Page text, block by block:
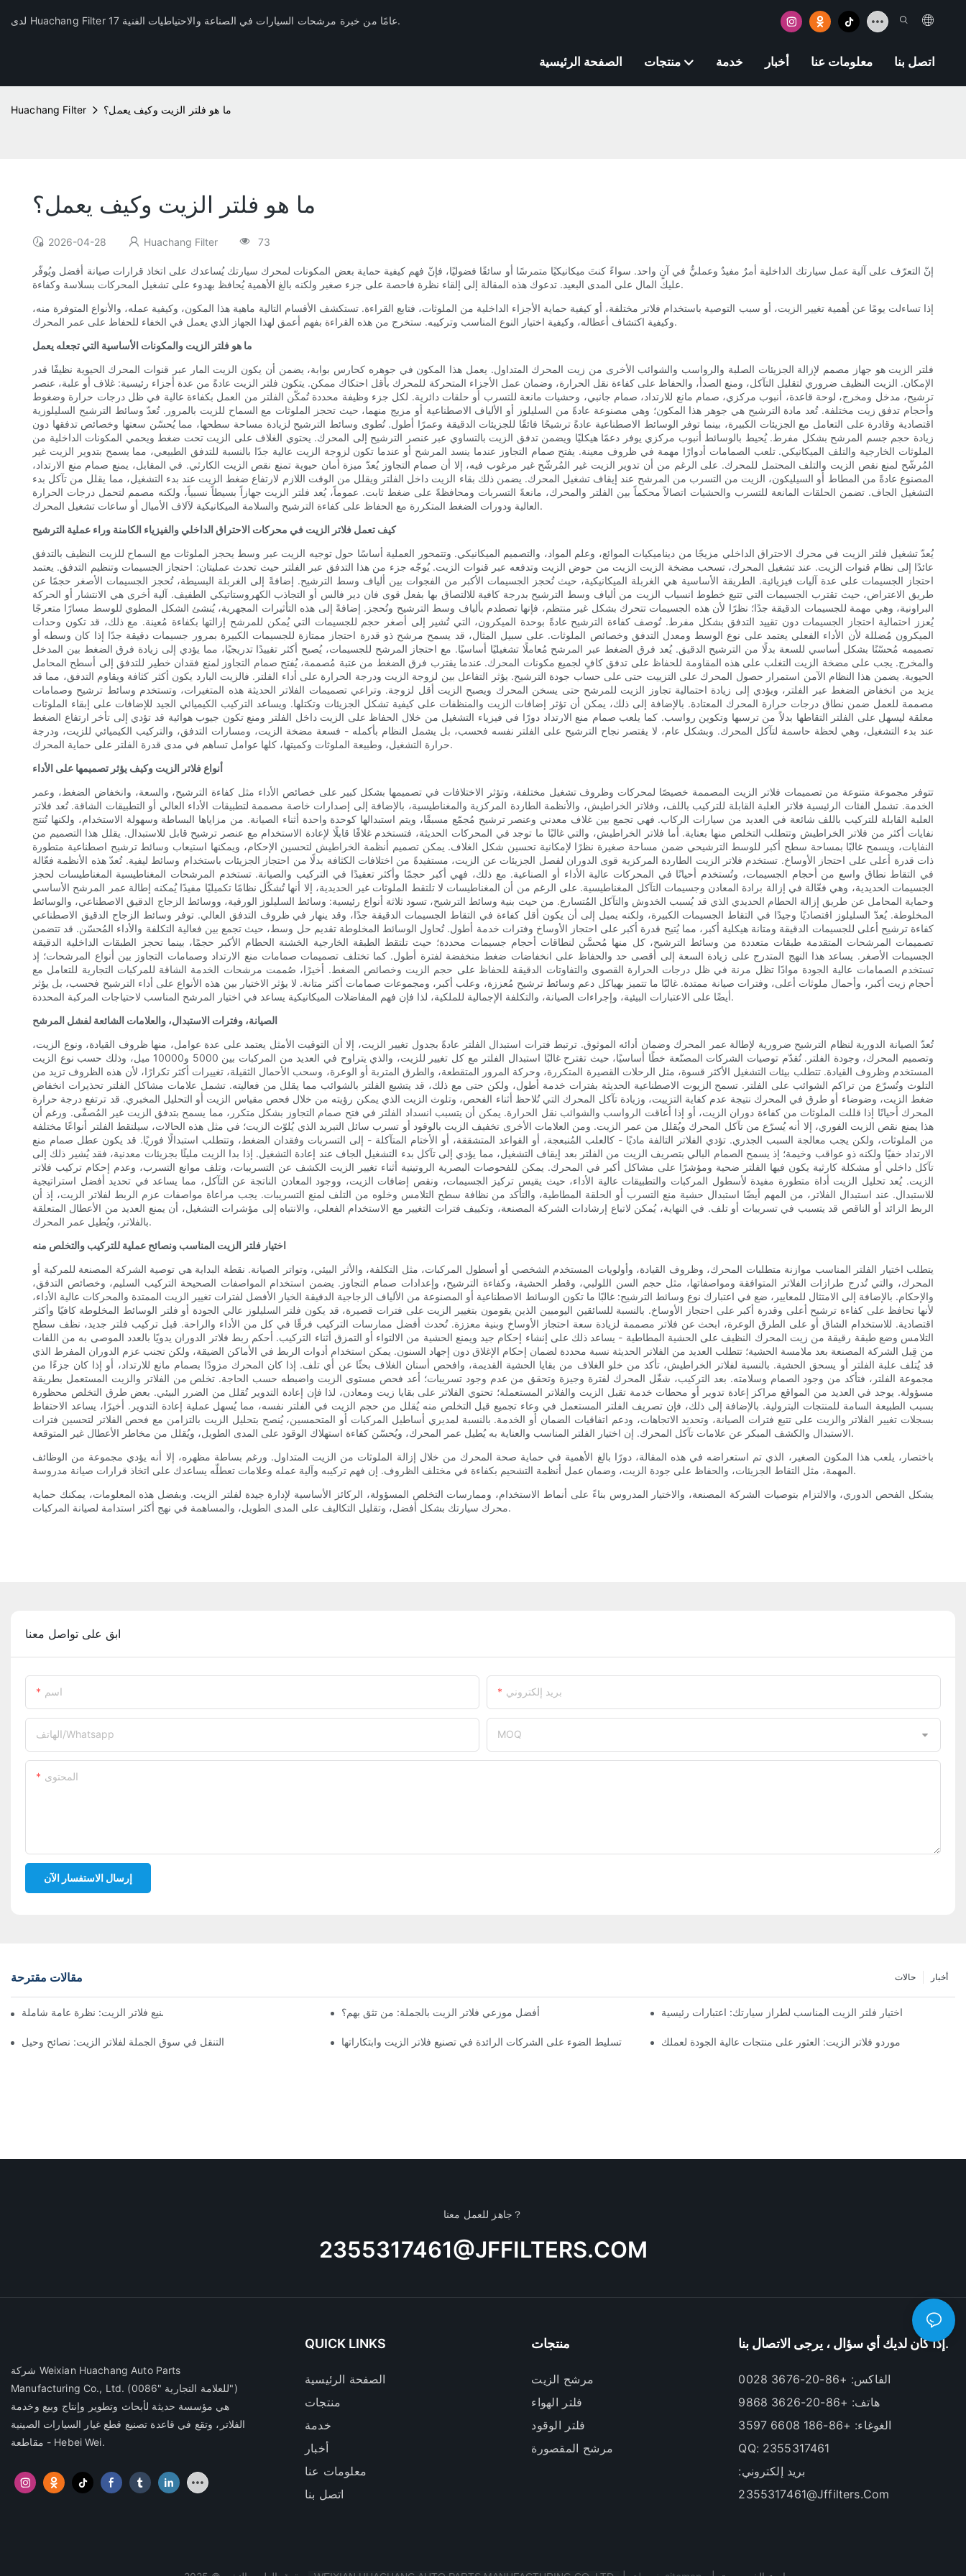
لدى Huachang Filter 17 عامًا من خبرة مرشحات السيارات في الصناعة والاحتياطيات الفنية.
الصفحة الرئيسية منتجات خدمة أخبار معلومات عنا اتصل بنا
Huachang Filter ما هو فلتر الزيت وكيف يعمل؟
ما هو فلتر الزيت وكيف يعمل؟
2026-04-28 Huachang Filter 73
إنّ التعرّف على آلية عمل سيارتك الداخلية أمرٌ مفيدٌ وعمليٌّ في آنٍ واحد. سواءً كنتَ ميكانيكيًا متمرسًا أو سائقًا فضوليًا، فإنّ فهم كيفية حماية بعض المكونات لمحرك سيارتك يُساعدك على اتخاذ قرارات صيانة أفضل ويُوفّر
عليك المال على المدى البعيد. تدعوك هذه المقالة إلى إلقاء نظرة فاحصة على جزء صغير ولكنه بالغ الأهمية يُحافظ بهدوء على تشغيل المحركات بسلاسة وكفاءة.
إذا تساءلت يومًا عن أهمية تغيير الزيت، أو سبب التوصية باستخدام فلاتر مختلفة، أو كيفية حماية الأجزاء الداخلية من الملوثات، فتابع القراءة. تستكشف الأقسام التالية ماهية هذا المكون، وكيفية عمله، والأنواع المتوفرة منه،
وكيفية اكتشاف أعطاله، وكيفية اختيار النوع المناسب وتركيبه. ستخرج من هذه القراءة بفهم أعمق لهذا الجهاز الذي يعمل في الخفاء للحفاظ على عمر المحرك.
ما هو فلتر الزيت والمكونات الأساسية التي تجعله يعمل
فلتر الزيت هو جهاز مصمم لإزالة الجزيئات الصلبة والرواسب والشوائب الأخرى من زيت المحرك المتداول. يعمل هذا المكون في جوهره كحارس بوابة، يضمن أن يكون الزيت المار عبر قنوات المحرك الحيوية نظيفًا قدر
الإمكان. الزيت النظيف ضروري لتقليل التآكل، ومنع الصدأ، والحفاظ على كفاءة نقل الحرارة، وضمان عمل الأجزاء المتحركة للمحرك بأقل احتكاك ممكن. يتكون فلتر الزيت عادةً من عدة أجزاء رئيسية: غلاف أو علبة، عنصر
ترشيح، مدخل ومخرج، لوحة قاعدة، أنبوب مركزي، صمام مانع للارتداد، صمام جانبي، وحشيات مانعة للتسرب أو حلقات دائرية. لكل جزء وظيفة محددة تُمكّن الفلتر من العمل بكفاءة عالية في ظل درجات حرارة وضغوط
وأحجام تدفق زيت مختلفة. تُعد مادة الترشيح هي جوهر هذا المكون؛ وهي مصنوعة عادةً من السليلوز أو الألياف الاصطناعية أو مزيج منهما، حيث تحجز الملوثات مع السماح للزيت بالمرور. تُعدّ وسائط الترشيح السليلوزية
اقتصادية وقادرة على التعامل مع الجزيئات الكبيرة، بينما توفر الوسائط الاصطناعية عادةً ترشيحًا فائقًا للجزيئات الدقيقة وعمرًا أطول. تُطوى وسائط الترشيح لزيادة مساحة سطحها، مما يُحسّن سعتها وخصائص تدفقها دون
زيادة حجم جسم المرشح بشكل مفرط. يُحيط بالوسائط أنبوب مركزي يوفر دعمًا هيكليًا ويضمن تدفق الزيت بالتساوي عبر عنصر الترشيح إلى المحرك. يحتوي الغلاف على الزيت تحت ضغط ويحمي المكونات الداخلية من
الملوثات الخارجية والتلف الميكانيكي. تلعب الصمامات أدوارًا مهمة في ظروف معينة. يفتح صمام التجاوز عندما ينسد المرشح أو عندما تكون لزوجة الزيت عالية جدًا بالنسبة للتدفق الطبيعي، مما يسمح بتدوير الزيت غير
المُرشّح لمنع نقص الزيت والتلف المحتمل للمحرك. على الرغم من أن تدوير الزيت غير المُرشّح غير مرغوب فيه، إلا أن صمام التجاوز يُعدّ ميزة أمان حيوية تمنع نقص الزيت الكارثي. في المقابل، يمنع صمام منع الارتداد،
المصنوع عادةً من المطاط أو السيليكون، الزيت من التسرب من المرشح عند إيقاف تشغيل المحرك. يضمن ذلك بقاء الزيت داخل الفلتر ويقلل من الوقت اللازم لارتفاع ضغط الزيت عند بدء التشغيل، مما يقلل من تآكل بدء
التشغيل الجاف. تضمن الحلقات المانعة للتسرب والحشيات اتصالاً محكماً بين الفلتر والمحرك، مانعةً التسربات ومحافظةً على ضغط ثابت. عموماً، يُعد فلتر الزيت جهازاً بسيطاً نسبياً، ولكنه مصمم لتحمل درجات الحرارة
العالية ودورات الضغط المتكررة مع الحفاظ على كفاءة الترشيح والسلامة الميكانيكية لآلاف الأميال أو ساعات تشغيل المحرك.
كيف تعمل فلاتر الزيت في محركات الاحتراق الداخلي والفيزياء الكامنة وراء عملية الترشيح
يُعدّ تشغيل فلتر الزيت في محرك الاحتراق الداخلي مزيجًا من ديناميكيات الموائع، وعلم المواد، والتصميم الميكانيكي. وتتمحور العملية أساسًا حول توجيه الزيت عبر وسط يحجز الملوثات مع السماح للزيت النظيف بالتدفق
عائدًا إلى نظام قنوات الزيت. عند تشغيل المحرك، تسحب مضخة الزيت الزيت من حوض الزيت وتدفعه عبر قنوات الزيت. يُوجّه جزء من هذا التدفق عبر الفلتر حيث تحدث عمليتان: احتجاز الجسيمات وتنظيم التدفق. يعتمد
احتجاز الجسيمات على عدة آليات فيزيائية. الطريقة الأساسية هي الغربلة الميكانيكية، حيث تُحجز الجسيمات الأكبر من الفجوات بين ألياف وسط الترشيح. إضافةً إلى الغربلة البسيطة، تُحجز الجسيمات الأصغر حجمًا عن
طريق الاعتراض، حيث تقترب الجسيمات التي تتبع خطوط انسياب الزيت من ألياف وسط الترشيح بدرجة كافية للالتصاق بها بفعل قوى فان دير فالس أو التجاذب الكهروستاتيكي الطفيف. آلية أخرى هي الانتشار أو الحركة
البراونية، وهي مهمة للجسيمات الدقيقة جدًا؛ نظرًا لأن هذه الجسيمات تتحرك بشكل غير منتظم، فإنها تصطدم بألياف وسط الترشيح وتُحجز. إضافةً إلى هذه التأثيرات المجهرية، يُنشئ الشكل المطوي للوسط مسارًا متعرجًا
يُعزز احتمالية احتجاز الجسيمات دون تقييد التدفق بشكل مفرط. تُوصف كفاءة الترشيح عادةً بوحدة الميكرون، التي تُشير إلى أصغر حجم للجسيمات التي يُمكن للمرشح إزالتها بكفاءة مُعينة. مع ذلك، قد تكون وحدات
الميكرون مُضللة لأن الأداء الفعلي يعتمد على نوع الوسط ومعدل التدفق وخصائص الملوثات. على سبيل المثال، قد يسمح مرشح ذو قدرة احتجاز ممتازة للجسيمات الكبيرة بمرور جسيمات دقيقة جدًا إذا كان وسطه أو
تصميمه مُحسّنًا بشكل أساسي للسعة بدلًا من الترشيح الدقيق. يُعد فرق الضغط عبر المرشح مُعاملًا تشغيليًا أساسيًا. مع احتجاز المرشح للجسيمات، يُصبح أكثر تقييدًا تدريجيًا، مما يؤدي إلى زيادة فرق الضغط بين المدخل
والمخرج. يجب على مضخة الزيت التغلب على هذه المقاومة للحفاظ على تدفق كافٍ لجميع مكونات المحرك. عندما يقترب فرق الضغط من عتبة مُصممة، يُفتح صمام التجاوز لمنع فقدان خطير للتدفق إلى أسطح المحامل
الحيوية. يضمن هذا النظام الآمن استمرار حصول المحرك على التزييت حتى على حساب جودة الترشيح. يؤثر التفاعل بين لزوجة الزيت ودرجة الحرارة على أداء الفلتر. فالزيت البارد يكون أكثر كثافة ويقاوم التدفق، مما قد
يزيد من انخفاض الضغط عبر الفلتر، ويؤدي إلى زيادة احتمالية تجاوز الزيت للمرشح حتى يسخن المحرك ويصبح الزيت أقل لزوجة. وتراعي تصميمات الفلاتر الحديثة هذه المتغيرات، وتستخدم وسائط ترشيح وصمامات
مصممة للعمل ضمن نطاق درجات حرارة المحرك المعتادة. بالإضافة إلى ذلك، يمكن أن تؤثر إضافات الزيت والمنظفات على كيفية تشكل الجزيئات وتكتلها. ويساعد التركيب الكيميائي الجيد للإضافات على إبقاء الملوثات
معلقة ليسهل على الفلتر التقاطها بدلاً من ترسبها وتكوين رواسب. كما يلعب صمام منع الارتداد دورًا في فيزياء التشغيل من خلال الحفاظ على الزيت داخل الفلتر ومنع تكون جيوب هوائية قد تؤدي إلى تأخر ارتفاع الضغط
عند بدء التشغيل، وهي لحظة حاسمة لتآكل المحرك. وبشكل عام، لا يقتصر نجاح الترشيح على الفلتر نفسه فحسب، بل يشمل النظام بأكمله - فسعة مضخة الزيت، ومسارات التدفق، والتركيب الكيميائي للزيت، ودرجة
حرارة التشغيل، وطبيعة الملوثات وكميتها، كلها عوامل تساهم في مدى قدرة الفلتر على حماية المحرك.
أنواع فلاتر الزيت وكيف يؤثر تصميمها على الأداء
تتوفر مجموعة متنوعة من تصميمات فلاتر الزيت المصممة خصيصًا لمحركات وظروف تشغيل مختلفة، وتؤثر الاختلافات في تصميمها بشكل كبير على خصائص الأداء مثل كفاءة الترشيح، والسعة، وانخفاض الضغط، وعمر
الخدمة. تشمل الفئات الرئيسية فلاتر العلبة القابلة للتركيب باللف، وفلاتر الخراطيش، والأنظمة الطاردة المركزية والمغناطيسية، بالإضافة إلى إصدارات خاصة مصممة لتطبيقات الأداء العالي أو التطبيقات الشاقة. تُعد فلاتر
العلبة القابلة للتركيب باللف شائعة في العديد من سيارات الركاب. فهي تجمع بين غلاف معدني وعنصر ترشيح مُجمّع مسبقًا، ويتم استبدالها كوحدة واحدة أثناء الصيانة. من مزاياها البساطة وسهولة الاستخدام، ولكنها تُنتج
نفايات أكثر من فلاتر الخراطيش وتتطلب التخلص منها بعناية. أما فلاتر الخراطيش، والتي غالبًا ما توجد في المحركات الحديثة، فتستخدم غلافًا قابلًا لإعادة الاستخدام مع عنصر ترشيح قابل للاستبدال. يقلل هذا التصميم من
النفايات، ويسمح غالبًا بمساحة سطح أكبر للوسط الترشيحي ضمن مساحة صغيرة نظرًا لإمكانية تحسين شكل الغلاف. يمكن تصميم أنظمة الخراطيش لتحسين الإحكام، ويمكنها استيعاب وسائط ترشيح اصطناعية متطورة
ذات قدرة أعلى على احتجاز الأوساخ. تستخدم فلاتر الزيت الطاردة المركزية قوى الدوران لفصل الجزيئات عن الزيت، مستفيدةً من اختلافات الكثافة بدلًا من احتجاز الجزيئات باستخدام وسائط ليفية. تُعدّ هذه الأنظمة فعّالة
في التقاط نطاق واسع من أحجام الجسيمات، وتُستخدم أحيانًا في المحركات عالية الأداء أو الصناعية. مع ذلك، فهي أكبر حجمًا وأكثر تعقيدًا في التركيب والصيانة. تستخدم المرشحات المغناطيسية المغناطيسات لحجز
الجسيمات الحديدية، وهي فعّالة في إزالة برادة المعادن وجسيمات التآكل المغناطيسية. على الرغم من أن المغناطيسات لا تلتقط الملوثات غير الحديدية، إلا أنها تُشكّل نظامًا تكميليًا مفيدًا يُمكنه إطالة عمر المرشح الأساسي
وحماية المحامل عن طريق إزالة الحطام الحديدي الذي قد يُسبب الخدوش والتآكل المُتسارع. من حيث بنية وسائط الترشيح، تسود ثلاثة أنواع رئيسية: وسائط السليلوز الورقية، ووسائط الزجاج الدقيق الاصطناعي، والوسائط
المخلوطة. يُعدّ السليلوز اقتصاديًا وجيدًا في التقاط الجسيمات الكبيرة، ولكنه يميل إلى أن يكون أقل كفاءة في التقاط الجسيمات الدقيقة جدًا، وقد ينهار في ظروف التدفق العالي. توفر وسائط الزجاج الدقيق الاصطناعي
كفاءة ترشيح أعلى للجسيمات الدقيقة ومتانة هيكلية أكبر، مما يُتيح قدرة أكبر على احتجاز الأوساخ وفترات خدمة أطول. تُحاول الوسائط المخلوطة تقديم حل وسط، حيث تجمع بين فعالية التكلفة والأداء المُحسّن. قد تتضمن
تصميمات المرشحات المتقدمة طبقات متعددة من وسائط الترشيح، كل منها مُحسَّن لنطاقات أحجام جسيمات محددة؛ حيث تلتقط الطبقة الخارجية الخشنة الحطام الأكبر حجمًا، بينما تحجز الطبقات الداخلية الدقيقة
الجسيمات الأصغر. يساعد هذا النهج المتدرج على زيادة السعة إلى أقصى حد والحفاظ على انخفاضات ضغط منخفضة لفترة أطول. كما تختلف تصميمات صمامات منع الارتداد وصمامات التجاوز بين أنواع المرشحات؛ إذ
تستخدم الصمامات عالية الجودة موادًا تظل مرنة في ظل درجات الحرارة القصوى والتفاوتات الدقيقة للحفاظ على حجم الزيت وخصائص الضغط. أخيرًا، صُممت مرشحات الخدمة الشاقة للمركبات التجارية للتعامل مع
أحجام زيت أكبر، وأحمال ملوثات أعلى، وفترات صيانة ممتدة. غالبًا ما تتميز بهياكل دعم وسائط ترشيح مُعززة، وعلب أكبر، ومجموعات صمامات أكثر متانة. لا يؤثر الاختيار بين هذه الأنواع على أداء الترشيح فحسب، بل يؤثر
أيضًا على الاعتبارات البيئية، وإجراءات الصيانة، والتكلفة الإجمالية للملكية، لذا فإن فهم المفاضلات الميكانيكية يساعد في اختيار المرشح المناسب لاحتياجات المركبة المحددة.
الصيانة، وفترات الاستبدال، والعلامات الشائعة لفشل المرشح
تُعدّ الصيانة الدورية لنظام الترشيح ضرورية لإطالة عمر المحرك وضمان أدائه الموثوق. ترتبط فترات استبدال الفلتر عادةً بجدول تغيير الزيت، إلا أن التوقيت الأمثل يعتمد على عدة عوامل، منها ظروف القيادة، ونوع الزيت،
وتصميم المحرك، وجودة الفلتر. تُقدّم توصيات الشركات المصنّعة خطًا أساسيًا، حيث تقترح غالبًا استبدال الفلتر مع كل تغيير للزيت، والذي يتراوح في العديد من المركبات بين 5000 و10000 ميل، وذلك حسب نوع الزيت
المستخدم وظروف القيادة. تتطلب بيئات التشغيل الأكثر قسوة، مثل الرحلات القصيرة المتكررة، وحركة المرور المتقطعة، والطرق المتربة أو الوعرة، وسحب الأحمال الثقيلة، تغييرات أكثر تكرارًا، لأن هذه الظروف تزيد من
التلوث وتُسرّع من تراكم الشوائب على الفلتر. تسمح الزيوت الاصطناعية الحديثة بفترات خدمة أطول، ولكن حتى مع ذلك، قد يتشبع الفلتر بالشوائب مما يقلل من فعاليته. تشمل علامات مشاكل الفلتر تحذيرات انخفاض
ضغط الزيت، وضوضاء أو طرق في المحرك نتيجة عدم كفاية التزييت، وزيادة تآكل المحرك التي تُلاحظ أثناء الفحص، وتلوث الزيت الذي يمكن رؤيته من خلال فحص مقياس الزيت أو التحليل المخبري. قد ترتفع درجة حرارة
المحرك أحيانًا إذا قللت الملوثات من كفاءة دوران الزيت، أو إذا أعاقت الرواسب والشوائب نقل الحرارة. يمكن أن يتسبب انسداد الفلتر في فتح صمام التجاوز بشكل متكرر، مما يسمح بتدفق الزيت غير المُصفّى. ورغم أن
هذا يمنع نقص الزيت الفوري، إلا أنه يُسرّع من تآكل المحرك ويُقلل من عمر الزيت. ومن العلامات الأخرى تخفيف الزيت بالوقود أو تسرب سائل التبريد الذي يُلوّث الزيت؛ في مثل هذه الحالات، سيلتقط الفلتر أنواعًا مختلفة
من الملوثات، ولكن يجب معالجة السبب الجذري. تؤدي الفلاتر التالفة ماديًا - كالعلب المُنبعجة، أو القواعد المتشققة، أو الأختام المتآكلة - إلى التسربات وفقدان الضغط، وتتطلب استبدالًا فوريًا. قد يكون عطل صمام منع
الارتداد خفيًا ولكنه ذو عواقب وخيمة؛ إذ يسمح الصمام البالي بتصريف الزيت من الفلتر بعد إيقاف التشغيل، مما يؤدي إلى تآكل بدء التشغيل الجاف عند إعادة التشغيل. إذا بدا الزيت مليئًا بجزيئات معدنية، فقد يُشير ذلك إلى
تآكل داخلي أو مشكلة كارثية يكون فيها الفلتر ضحية ومؤشرًا على مشاكل أكبر في المحرك. يمكن للفحوصات البصرية الروتينية أثناء تغيير الزيت الكشف عن التسريبات، وتلف موانع التسرب، وعدم إحكام تركيب فلاتر
الزيت. يُعد تحليل الزيت أداة متطورة مفيدة لأسطول المركبات والتطبيقات عالية الأداء، حيث يقيس تركيز الجسيمات، ونقص إضافات الزيت، ووجود المعادن الناتجة عن التآكل، مما يساعد في تحديد أفضل استراتيجية
للاستبدال. عند استبدال الفلاتر، من المهم أيضًا استبدال حشية منع التسرب أو الحلقة المطاطية، والتأكد من نظافة سطح التلامس وخلوه من التلف لمنع التسريبات. يجب مراعاة مواصفات عزم الربط لفلاتر الزيت، إذ أن
الربط الزائد أو الناقص قد يتسبب في تسريبات أو تلف. في النهاية، يُمكن لاتباع إرشادات الشركة المصنعة، وتكييف فترات التغيير مع الاستخدام الفعلي، والانتباه إلى مؤشرات التشغيل، أن يمنع العديد من الأعطال المتعلقة
بالفلاتر، ويُطيل عمر المحرك.
اختيار فلتر الزيت المناسب ونصائح عملية للتركيب والتخلص منه
يتطلب اختيار الفلتر المناسب موازنة متطلبات المحرك، وظروف القيادة، وأولويات المستخدم الشخصي أو أسطول المركبات، مثل التكلفة، والأثر البيئي، وتواتر الصيانة. نقطة البداية هي توصية الشركة المصنعة للمركبة أو
المحرك، والتي تُدرج طرازات الفلاتر المتوافقة ومواصفاتها، مثل حجم السن اللولبي، وقطر الحشية، وكفاءة الترشيح، وإعدادات صمام التجاوز. يضمن استخدام المواصفات الصحيحة التركيب السليم، وخصائص التدفق،
والإحكام. بالإضافة إلى الامتثال للمعايير، ضع في اعتبارك نوع وسائط الترشيح: غالبًا ما تكون الوسائط الاصطناعية أو المصنوعة من الألياف الزجاجية الدقيقة الخيار الأفضل لفترات تغيير الزيت الممتدة والمحركات عالية الأداء،
لأنها تحافظ على كفاءة ترشيح أعلى وقدرة أكبر على احتجاز الأوساخ. بالنسبة للسائقين اليوميين الذين يقومون بتغيير الزيت على فترات قصيرة، قد يكون فلتر السليلوز عالي الجودة أو فلتر الوسائط المخلوطة كافيًا وأكثر
اقتصادية. للاستخدام الشاق أو على الطرق الوعرة، ابحث عن فلاتر مصممة لزيادة سعة احتجاز الأوساخ وبنية معززة. تُحدث أفضل ممارسات التركيب فرقًا في كل من الأداء والراحة. قبل تركيب فلتر جديد، نظف سطح
التلامس وضع طبقة رقيقة من زيت المحرك النظيف على الحشية المطاطية - يساعد ذلك على إنشاء إحكام جيد ويمنع الحشية من الالتواء أو التمزق أثناء التركيب. أحكم ربط فلاتر الدوران يدويًا بالعدد الموصى به من اللفات
من قِبل الشركة المصنعة بعد ملامسة الحشية؛ تتطلب العديد من الفلاتر الحديثة نسبة محددة لضمان إحكام الإغلاق دون إجهاد السنون. يمكن استخدام أدوات الربط في الأماكن الضيقة، ولكن تجنب عزم الدوران المفرط الذي
قد يُتلف علبة الفلتر أو يسحق الحشية. بالنسبة لفلاتر الخراطيش، تأكد من خلو الغلاف من بقايا الحشية القديمة، وافحص أسنان الغلاف بحثًا عن أي تلف. إذا كان المحرك مزودًا بصمام مانع للارتداد، أو إذا كان جزءًا من
مجموعة الفلتر، فتأكد من وجود الصمام وسلامته. بعد التركيب، شغّل المحرك لفترة وجيزة وتحقق من عدم وجود تسريبات؛ أعد فحص مستوى الزيت واضبطه حسب الحاجة. تخلص من الفلاتر والزيت المستعمل بطريقة
مسؤولة. يوجد في العديد من المواقع مراكز إعادة تدوير أو محطات خدمة تقبل الزيت والفلاتر المستعملة؛ تحتوي الفلاتر على بقايا زيت ومعادن، لذا فإن إعادة التدوير تُقلل من الضرر البيئي. بعض طرق التخلص محظورة
بسبب الطبيعة السامة للمنتجات البترولية. بالإضافة إلى ذلك، فإن تصريف الفلتر المستعمل في وعاء تجميع قبل التخلص منه يُقلل من حجم الزيت في الفلتر نفسه، مما يُسهل عملية إعادة التدوير. أخيرًا، يساعد الاحتفاظ
بسجلات تغيير الفلاتر والزيت على تتبع فترات الصيانة، وتحديد الاتجاهات، ودعم اتفاقيات الضمان أو الخدمة. بالنسبة لمديري أساطيل المركبات أو المتحمسين، يُنصح بتحليل الزيت بالتزامن مع فحص الفلاتر لتحسين فترات
الاستبدال والكشف المبكر عن علامات تآكل المحرك. إن اختيار الفلتر المناسب والعناية به يُطيل عمر المحرك، ويُحسّن كفاءة استهلاك الوقود على المدى الطويل، ويُقلل من مخاطر الأعطال غير المتوقعة.
باختصار، يلعب هذا المكون الصغير، الذي تم استعراضه في هذه المقالة، دورًا بالغ الأهمية في حماية صحة المحرك من خلال إزالة الملوثات من الزيت المتداول. ورغم بساطة مظهره، إلا أنه يؤدي مجموعة من الوظائف
المهمة، مثل التقاط الجزيئات، والحفاظ على جودة الزيت، وضمان عمل أنظمة التشحيم بكفاءة في مختلف الظروف. إن فهم تركيبه وآلية عمله وعلامات تعطلّه يساعدك على اتخاذ قرارات صيانة مدروسة.
يشكل الفحص الدوري، والالتزام بتوصيات الشركة المصنعة، والاختيار المدروس بناءً على أنماط الاستخدام، وممارسات التخلص المسؤولة، الركائز الأساسية لإدارة جيدة لفلتر الزيت. وبفضل هذه المعلومات، يمكنك حماية
محرك سيارتك بشكل أفضل، وتقليل التكاليف على المدى الطويل، والمساهمة في نهج أكثر استدامة لصيانة المركبات.
ابق على تواصل معنا
اسم بريد إلكتروني
الهاتف/whatsapp MOQ
المحتوى
إرسال الاستفسار الآن
مقالات مقترحة أخبار حالات
أفضل شركات تصنيع فلاتر الزيت: نظرة عامة شاملة أفضل موزعي فلاتر الزيت بالجملة: من تثق بهم؟ اختيار فلتر الزيت المناسب لطراز سيارتك: اعتبارات رئيسية
التنقل في سوق الجملة لفلاتر الزيت: نصائح وحيل تسليط الضوء على الشركات الرائدة في تصنيع فلاتر الزيت وابتكاراتها موردو فلاتر الزيت: العثور على منتجات عالية الجودة لعملك
جاهز للعمل معنا？
2355317461@JFFILTERS.COM
شركة Weixian Huachang Auto Parts
Manufacturing Co., Ltd. (للعلامة التجارية "0086")
هي مؤسسة حديثة لأبحاث وتطوير وإنتاج وبيع وخدمة
الفلاتر، وتقع في قاعدة تصنيع قطع غيار السيارات الصينية
- مقاطعة Hebei Wei.
QUICK LINKS
الصفحة الرئيسية
منتجات
خدمة
أخبار
معلومات عنا
اتصل بنا
منتجات
مرشح الزيت
فلتر الهواء
فلتر الوقود
مرشح المقصورة
إذا كان لديك أي سؤال ، يرجى الاتصال بنا.
الفاكس: +86-20-3676 0028
هاتف: +86-20-3626 9868
الغوغاء: +86-186 6608 3597
QQ: 2355317461
بريد إلكتروني:
2355317461@jffilters.com